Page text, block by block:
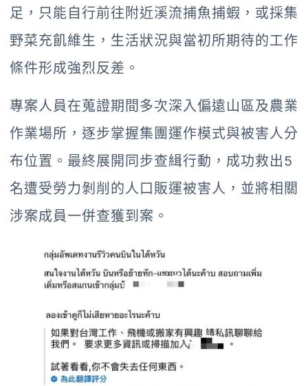
足，只能自行前往附近溪流捕魚捕蝦，或採集
野菜充飢維生，生活狀況與當初所期待的工作
條件形成強烈反差。
專案人員在蒐證期間多次深入偏遠山區及農業
作業場所，逐步掌握集團運作模式與被害人分
布位置。最終展開同步查緝行動，成功救出5
名遭受勞力剝削的人口販運被害人，並將相關
涉案成員一併查獲到案。